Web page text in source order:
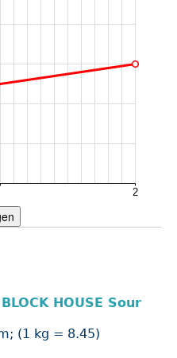
BLOCK HOUSE Sour
(1 kg = 8.45)